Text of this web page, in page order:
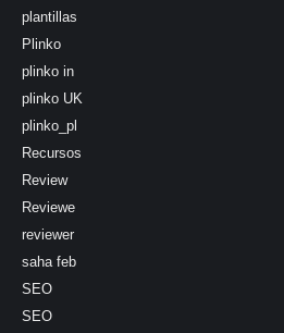
plantillas
Plinko
plinko in
plinko UK
plinko_pl
Recursos
Review
Reviewe
reviewer
saha feb
SEO
SEO